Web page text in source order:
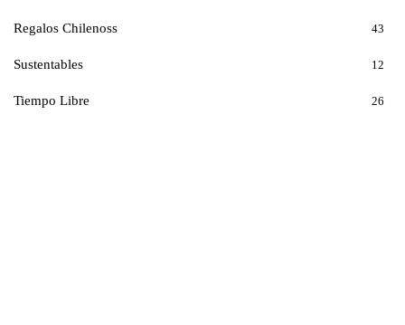
Regalos Chilenoss 43
Sustentables 12
Tiempo Libre 26